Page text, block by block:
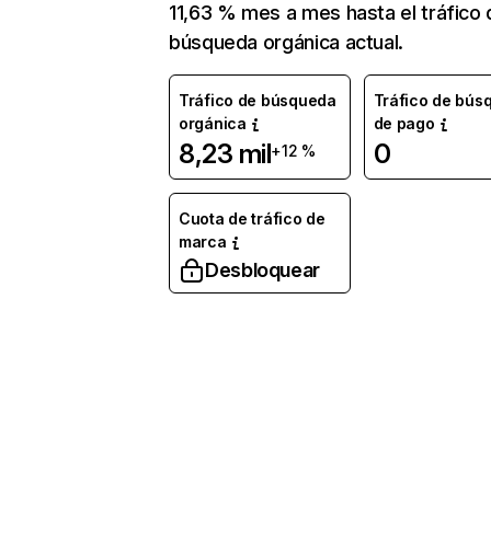
11,63 % mes a mes hasta el tráfico
búsqueda orgánica actual.
Tráfico de búsqueda
orgánica
8,23 mil+12 %
Tráfico de
de pago
0
Cuota de tráfico de
marca
Desbloquear